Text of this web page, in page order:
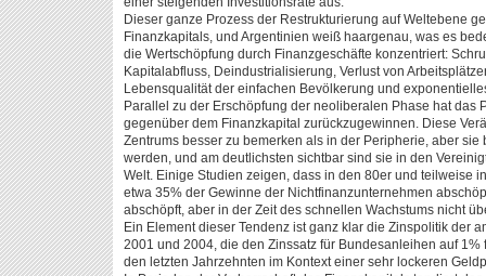
Dieser ganze Prozess der Restrukturierung auf Weltebene
Finanzkapitals, und Argentinien weiß haargenau, was es
die Wertschöpfung durch Finanzgeschäfte konzentriert:
Kapitalabfluss, Deindustrialisierung, Verlust von
Lebensqualität der einfachen Bevölkerung und
Parallel zu der Erschöpfung der neoliberalen Phase hat das
gegenüber dem Finanzkapital zurückzugewinnen. Diese
Zentrums besser zu bemerken als in der Peripherie, aber
werden, und am deutlichsten sichtbar sind sie in den
Welt. Einige Studien zeigen, dass in den 80er und teilweise
etwa 35% der Gewinne der Nichtfinanzunternehmen
abschöpft, aber in der Zeit des schnellen Wachstums nicht
Ein Element dieser Tendenz ist ganz klar die Zinspolitik der
2001 und 2004, die den Zinssatz für Bundesanleihen auf
den letzten Jahrzehnten im Kontext einer sehr lockeren